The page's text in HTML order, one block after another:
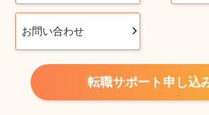
お問い合わせ
転職サポート申し込